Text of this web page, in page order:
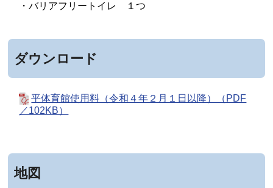
・バリアフリートイレ １つ
ダウンロード
平体育館使用料（令和４年２月１日以降）（PDF
／102KB）
地図